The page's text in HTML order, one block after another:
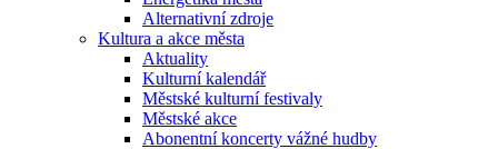
Alternativní zdroje
Kultura a akce města
Aktuality
Kulturní kalendář
Městské kulturní festivaly
Městské akce
Abonentní koncerty vážné hudby